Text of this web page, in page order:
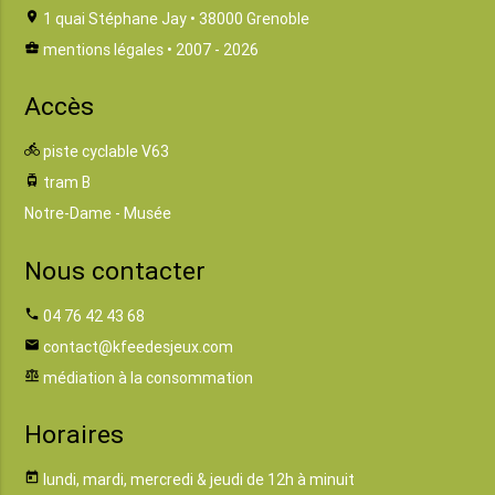
location_on 1 quai Stéphane Jay • 38000 Grenoble
business_center mentions légales • 2007 - 2026
Accès
directions_bike piste cyclable V63
tram tram B
Notre-Dame - Musée
Nous contacter
phone 04 76 42 43 68
email contact@kfeedesjeux.com
balance médiation à la consommation
Horaires
today lundi, mardi, mercredi & jeudi de 12h à minuit